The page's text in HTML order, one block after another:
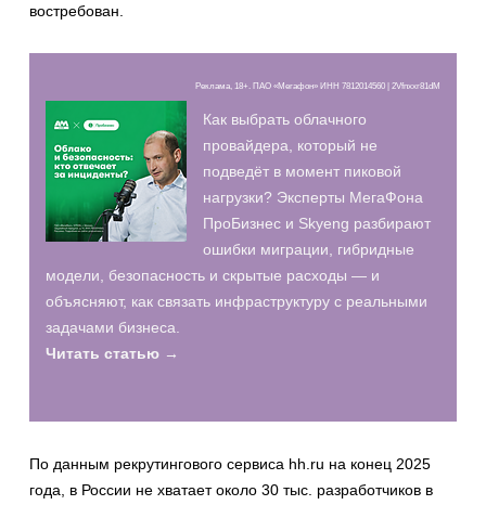
востребован.
Реклама, 18+. ПАО «Мегафон» ИНН 7812014560 | 2Vfnxxr81dM
Как выбрать облачного
провайдера, который не
подведёт в момент пиковой
нагрузки? Эксперты МегаФона
ПроБизнес и Skyeng разбирают
ошибки миграции, гибридные
модели, безопасность и скрытые расходы — и
объясняют, как связать инфраструктуру с реальными
задачами бизнеса.
Читать статью →
По данным рекрутингового сервиса hh.ru на конец 2025
года, в России не хватает около 30 тыс. разработчиков в